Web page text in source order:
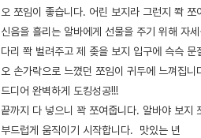
오 쪼임이 좋습니다. 어린 보지라 그런지 쫙
신음을 흘리는 알바에게 선물을 주기 위해 자
다리 쫙 벌려주고 제 좆을 보지 입구에 슥슥 문
오 손가락으로 느꼈던 쪼임이 귀두에 느껴집
드디어 완벽하게 도킹성공!!!
끝까지 다 넣으니 꽉 쪼여줍니다. 알바야 보지
부드럽게 움직이기 시작합니다. 맛있는 년